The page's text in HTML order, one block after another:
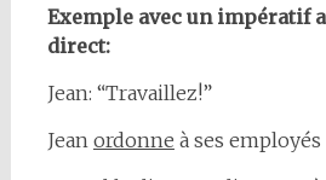
Exemple avec un impératif
direct:
Jean: “Travaillez!”
Jean ordonne à ses employés